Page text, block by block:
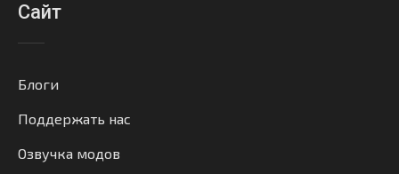
Сайт
Блоги
Поддержать нас
Озвучка модов